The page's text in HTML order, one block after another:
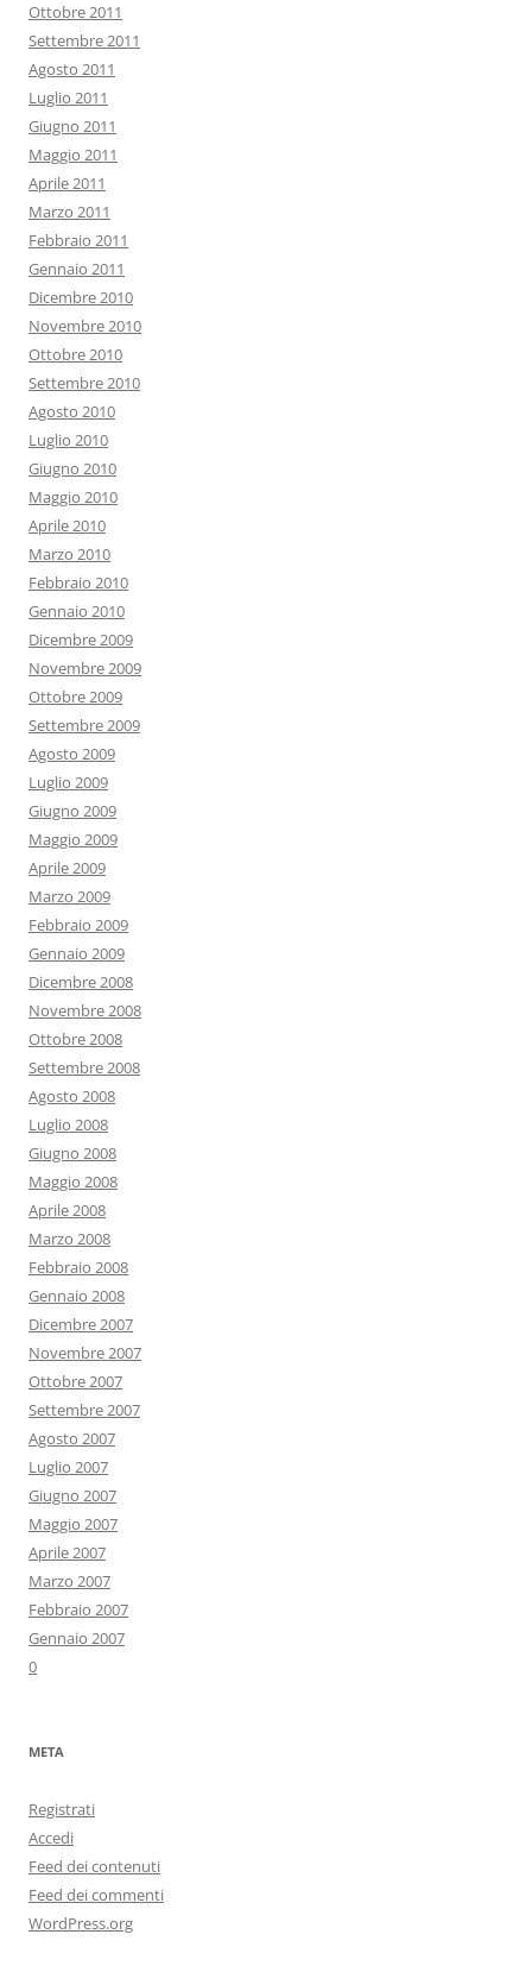
Ottobre 2011
Settembre 2011
Agosto 2011
Luglio 2011
Giugno 2011
Maggio 2011
Aprile 2011
Marzo 2011
Febbraio 2011
Gennaio 2011
Dicembre 2010
Novembre 2010
Ottobre 2010
Settembre 2010
Agosto 2010
Luglio 2010
Giugno 2010
Maggio 2010
Aprile 2010
Marzo 2010
Febbraio 2010
Gennaio 2010
Dicembre 2009
Novembre 2009
Ottobre 2009
Settembre 2009
Agosto 2009
Luglio 2009
Giugno 2009
Maggio 2009
Aprile 2009
Marzo 2009
Febbraio 2009
Gennaio 2009
Dicembre 2008
Novembre 2008
Ottobre 2008
Settembre 2008
Agosto 2008
Luglio 2008
Giugno 2008
Maggio 2008
Aprile 2008
Marzo 2008
Febbraio 2008
Gennaio 2008
Dicembre 2007
Novembre 2007
Ottobre 2007
Settembre 2007
Agosto 2007
Luglio 2007
Giugno 2007
Maggio 2007
Aprile 2007
Marzo 2007
Febbraio 2007
Gennaio 2007
0
META
Registrati
Accedi
Feed dei contenuti
Feed dei commenti
WordPress.org